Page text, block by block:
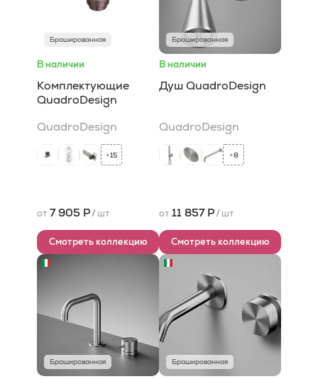
Брашированная
В наличии
Комплектующие
QuadroDesign
QuadroDesign
+15
от 7 905 Р/ шт
Смотреть коллекцию
Брашированная
В наличии
Душ QuadroDesign
QuadroDesign
+8
от 11 857 Р/ шт
Смотреть коллекцию
Брашированная Брашированная